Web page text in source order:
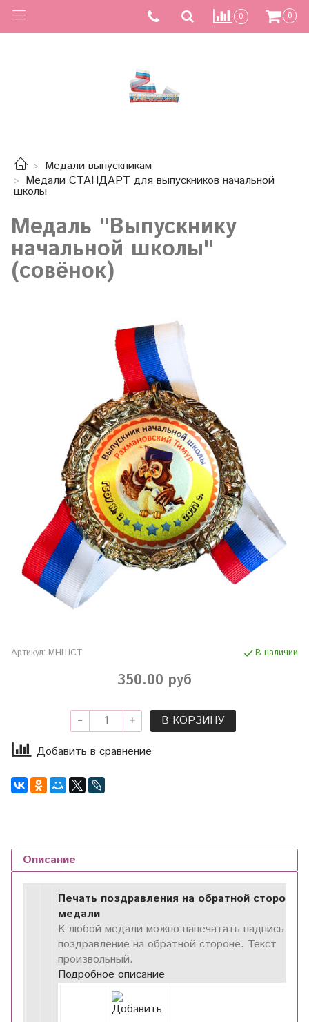
0 0
Медали выпускникам
Медали СТАНДАРТ для выпускников начальной
школы
Медаль "Выпускнику
начальной школы"
(совёнок)
Артикул: МНШСТ В наличии
350.00 руб
В КОРЗИНУ
Добавить в сравнение
Описание
Печать поздравления на обратной стороне
медали
К любой медали можно напечатать надпись-
поздравление на обратной стороне. Текст
произвольный.
Подробное описание